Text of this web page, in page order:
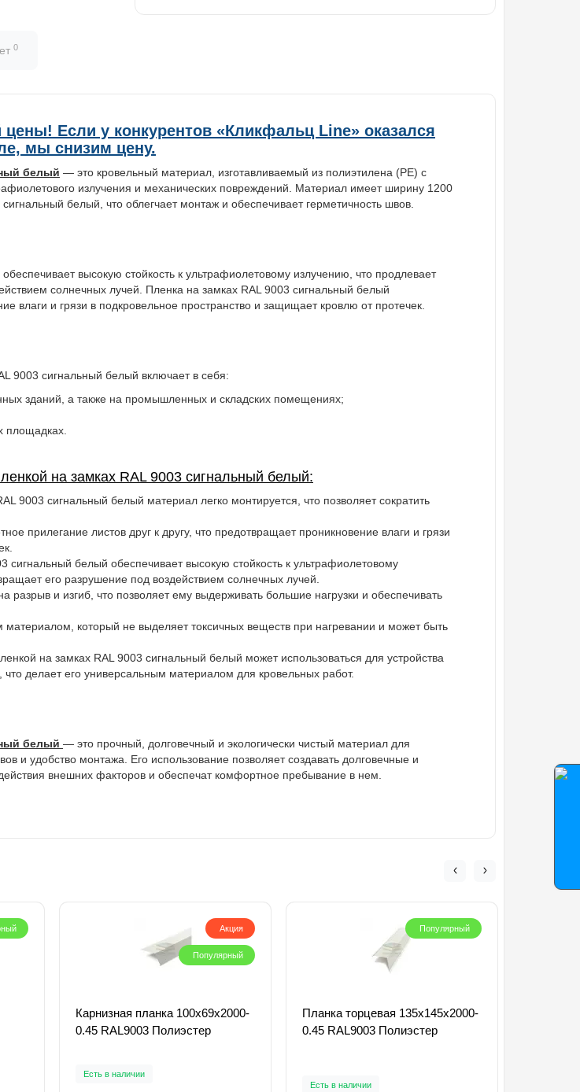
0
Если у конкурентов «Кликфальц Line» оказался
мы снизим цену.
белый — это кровельный материал, изготавливаемый из полиэтилена (PE) с
излучения и механических повреждений. Материал имеет ширину 1200
белый, что облегчает монтаж и обеспечивает герметичность швов.
обеспечивает высокую стойкость к ультрафиолетовому излучению, что продлевает
солнечных лучей. Пленка на замках RAL 9003 сигнальный белый
влаги и грязи в подкровельное пространство и защищает кровлю от протечек.
9003 сигнальный белый включает в себя:
зданий, а также на промышленных и складских помещениях;
площадках.
на замках RAL 9003 сигнальный белый:
9003 сигнальный белый материал легко монтируется, что позволяет сократить
прилегание листов друг к другу, что предотвращает проникновение влаги и грязи
белый обеспечивает высокую стойкость к ультрафиолетовому
его разрушение под воздействием солнечных лучей.
и изгиб, что позволяет ему выдерживать большие нагрузки и обеспечивать
материалом, который не выделяет токсичных веществ при нагревании и может быть
на замках RAL 9003 сигнальный белый может использоваться для устройства
делает его универсальным материалом для кровельных работ.
белый — это прочный, долговечный и экологически чистый материал для
и удобство монтажа. Его использование позволяет создавать долговечные и
внешних факторов и обеспечат комфортное пребывание в нем.
Акция
Популярный
Карнизная планка 100х69х2000-
0.45 RAL9003 Полиэстер
Есть в наличии
Популярный
Планка торцевая 135х145х2000-
0.45 RAL9003 Полиэстер
Есть в наличии